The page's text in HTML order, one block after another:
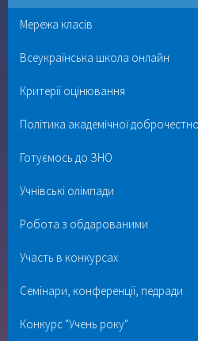
Мережа класів
Всеукраїнська школа онлайн
Критерії оцінювання
Політика академічної
Готуємось до ЗНО
Учнівські олімпади
Робота з обдарованими
Участь в конкурсах
Семінари, конференції, педради
Конкурс "Учень року"